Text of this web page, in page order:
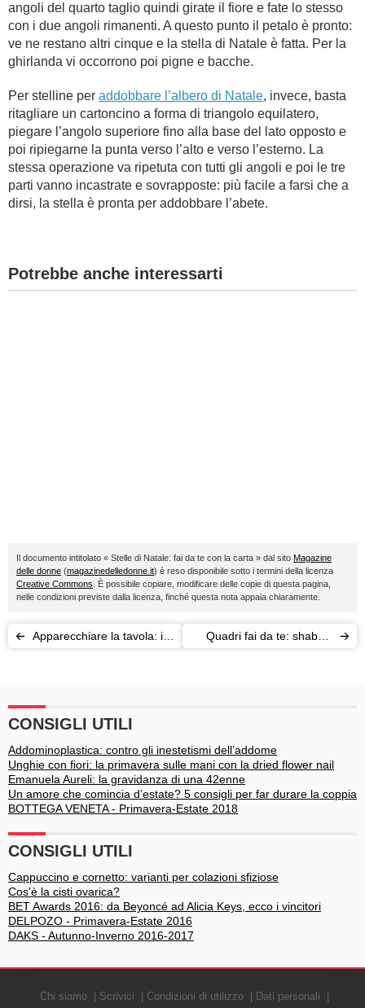
angoli del quarto taglio quindi girate il fiore e fate lo stesso
con i due angoli rimanenti. A questo punto il petalo è pronto:
ve ne restano altri cinque e la stella di Natale è fatta. Per la
ghirlanda vi occorrono poi pigne e bacche.
Per stelline per addobbare l’albero di Natale, invece, basta
ritagliare un cartoncino a forma di triangolo equilatero,
piegare l’angolo superiore fino alla base del lato opposto e
poi ripiegarne la punta verso l’alto e verso l’esterno. La
stessa operazione va ripetuta con tutti gli angoli e poi le tre
parti vanno incastrate e sovrapposte: più facile a farsi che a
dirsi, la stella è pronta per addobbare l’abete.
Potrebbe anche interessarti
Il documento intitolato « Stelle di Natale: fai da te con la carta » dal sito Magazine
delle donne (magazinedelledonne.it) è reso disponibile sotto i termini della licenza
Creative Commons . È possibile copiare, modificare delle copie di questa pagina,
nelle condizioni previste dalla licenza, finché questa nota appaia chiaramente.
Apparecchiare la tavola: il
Quadri fai da te: shabby,
CONSIGLI UTILI
Addominoplastica: contro gli inestetismi dell’addome
Unghie con fiori: la primavera sulle mani con la dried flower nail
Emanuela Aureli: la gravidanza di una 42enne
Un amore che comincia d’estate? 5 consigli per far durare la coppia
BOTTEGA VENETA - Primavera-Estate 2018
CONSIGLI UTILI
Cappuccino e cornetto: varianti per colazioni sfiziose
Cos'è la cisti ovarica?
BET Awards 2016: da Beyoncé ad Alicia Keys, ecco i vincitori
DELPOZO - Primavera-Estate 2016
DAKS - Autunno-Inverno 2016-2017
Chi siamo Scrivici Condizioni di utilizzo Dati personali